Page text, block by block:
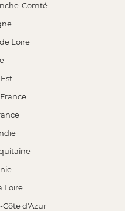
Comté
Loire
Loire
Côte d'Azur